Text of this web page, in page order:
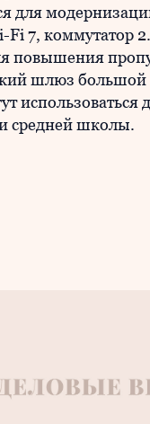
для
Fi 7, коммутатор
повышения
шлюз большой
и средней школы.